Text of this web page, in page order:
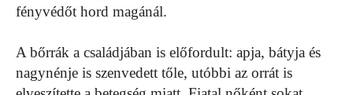
fényvédőt hord magánál.
A bőrrák a családjában is előfordult: apja, bátyja és
nagynénje is szenvedett tőle, utóbbi az orrát is